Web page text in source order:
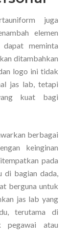
juga
elemen
dapat meminta
ditambahkan
logo ini tidak
jas lab, tetapi
kuat bagi
berbagai
keinginan
pada
di bagian dada,
berguna untuk
jas lab yang
terutama di
pegawai atau